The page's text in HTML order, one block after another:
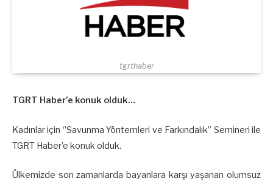
tgrthaber
TGRT Haber’e konuk olduk…
Kadınlar için ‘’Savunma Yöntemleri ve Farkındalık” Semineri ile
TGRT Haber’e konuk olduk.
Ülkemizde son zamanlarda bayanlara karşı yaşanan olumsuz